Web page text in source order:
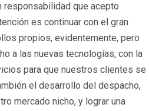
responsabilidad que acepto
es continuar con el gran
propios, evidentemente, pero
a las nuevas tecnologías, con la
para que nuestros clientes se
el desarrollo del despacho,
mercado nicho, y lograr una